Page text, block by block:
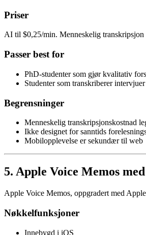
Priser
AI til $0,25/min. Menneskelig
Passer best for
PhD-studenter som gjør kvalitativ
Studenter som transkriberer
Begrensninger
Menneskelig transkripsjonskostnad
Ikke designet for sanntids
Mobilopplevelse er sekundær til web
5. Apple Voice Memos
Apple Voice Memos, oppgradert med
Nøkkelfunksjoner
Innebygd i iOS